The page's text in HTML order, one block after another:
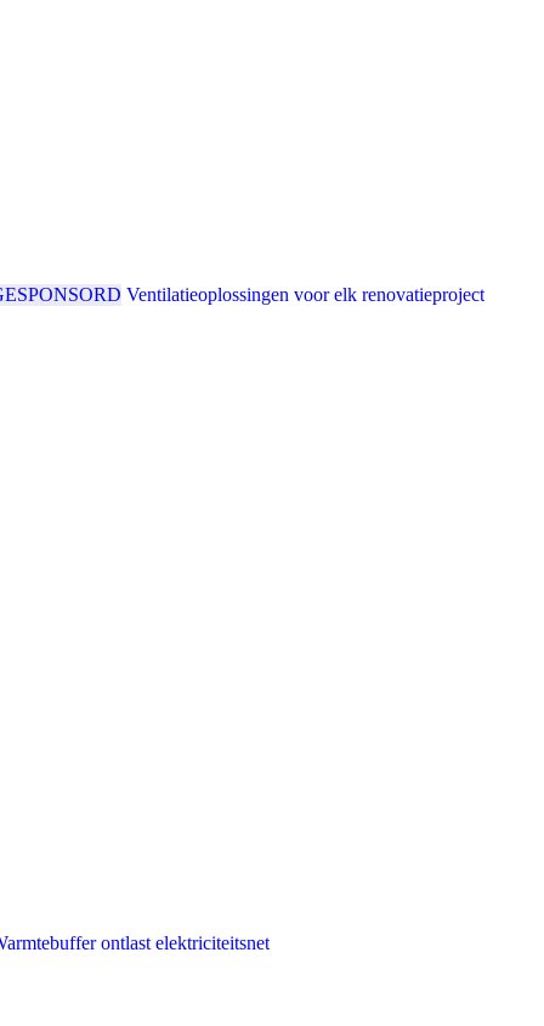
Ventilatieoplossingen voor elk renovatieproject
ontlast elektriciteitsnet